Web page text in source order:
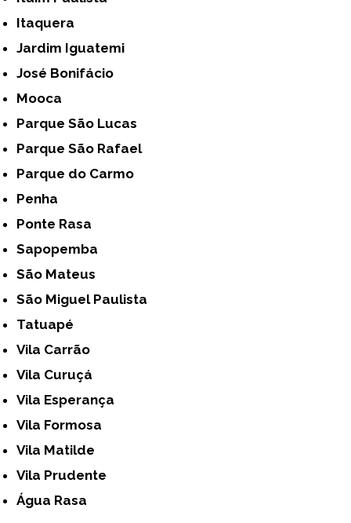
Itaquera
Jardim Iguatemi
José Bonifácio
Mooca
Parque São Lucas
Parque São Rafael
Parque do Carmo
Penha
Ponte Rasa
Sapopemba
São Mateus
São Miguel Paulista
Tatuapé
Vila Carrão
Vila Curuçá
Vila Esperança
Vila Formosa
Vila Matilde
Vila Prudente
Água Rasa